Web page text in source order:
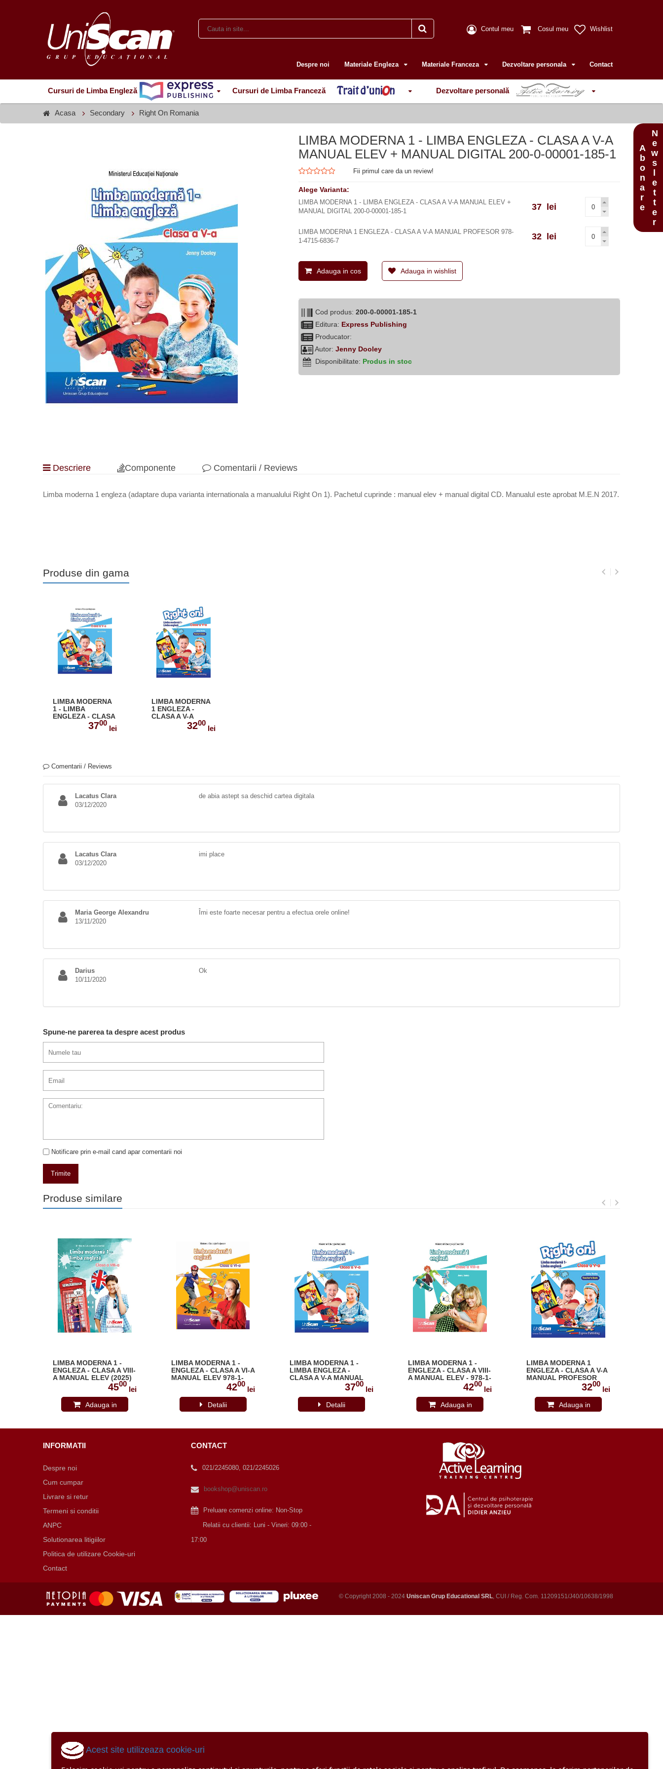
Contul meu Cosul meu Wishlist
Contact
Dezvoltare personala
Materiale Franceza
Materiale Engleza
Despre noi
Cursuri de Limba Engleză Cursuri de Limba Franceză Dezvoltare personală
Acasa Secondary Right On Romania
LIMBA MODERNA 1 - LIMBA ENGLEZA - CLASA A V-A
MANUAL ELEV + MANUAL DIGITAL 200-0-00001-185-1
Fii primul care da un review!
Alege Varianta:
LIMBA MODERNA 1 - LIMBA ENGLEZA - CLASA A V-A MANUAL ELEV +
MANUAL DIGITAL 200-0-00001-185-1
37 lei
LIMBA MODERNA 1 ENGLEZA - CLASA A V-A MANUAL PROFESOR 978-
1-4715-6836-7
32 lei
Adauga in cos Adauga in wishlist
Cod produs:200-0-00001-185-1
Editura: Express Publishing
Producator:
Autor:Jenny Dooley
Disponibilitate: Produs in stoc
Descriere Componente Comentarii / Reviews
Limba moderna 1 engleza (adaptare dupa varianta internationala a manualului Right On 1). Pachetul cuprinde : manual elev + manual digital CD. Manualul este aprobat M.E.N 2017.
Produse din gama
LIMBA MODERNA
1 - LIMBA
ENGLEZA - CLASA
A V-A MANUAL
ELEV + MANUAL
3700
lei
LIMBA MODERNA
1 ENGLEZA -
CLASA A V-A
PROFESOR 978-1-
3200
lei
Comentarii / Reviews
Lacatus Clara
03/12/2020
de abia astept sa deschid cartea digitala
Lacatus Clara
03/12/2020
imi place
Maria George Alexandru
13/11/2020
Îmi este foarte necesar pentru a efectua orele online!
Darius
10/11/2020
Ok
Spune-ne parerea ta despre acest produs
Notificare prin e-mail cand apar comentarii noi
Trimite
Produse similare
LIMBA MODERNA 1 -
ENGLEZA - CLASA A VIII-
A MANUAL ELEV (2025)
4500
lei
Adauga in
LIMBA MODERNA 1 -
ENGLEZA - CLASA A VI-A
MANUAL ELEV 978-1-
4200
lei
Detalii
LIMBA MODERNA 1 -
LIMBA ENGLEZA -
CLASA A V-A MANUAL
ELEV + MANUAL
DIGITAL 200-0-00001-
185-1
3700
lei
Detalii
LIMBA MODERNA 1 -
ENGLEZA - CLASA A VIII-
A MANUAL ELEV - 978-1-
4200
lei
Adauga in
LIMBA MODERNA 1
ENGLEZA - CLASA A V-A
MANUAL PROFESOR
978-1-4715-6836-73200
lei
Adauga in
INFORMATII
Despre noi
Cum cumpar
Livrare si retur
Termeni si conditii
ANPC
Solutionarea litigiilor
Politica de utilizare Cookie-uri
Contact
CONTACT
021/2245080, 021/2245026
bookshop@uniscan.ro
Preluare comenzi online: Non-Stop
Relatii cu clientii: Luni - Vineri: 09:00 -
17:00
© Copyright 2008 - 2024 Uniscan Grup Educational SRL , CUI / Reg. Com. 11209151/J40/10638/1998
Newsletter
Abonare
Acest site utilizeaza cookie-uri